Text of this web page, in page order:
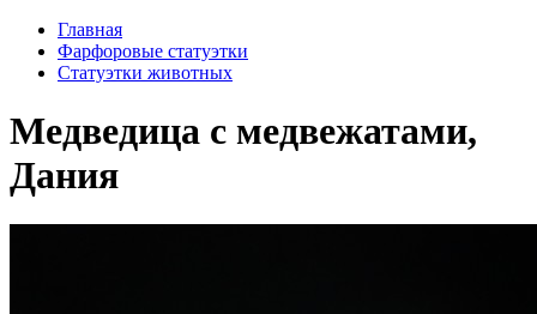
Главная
Фарфоровые статуэтки
Статуэтки животных
Медведица с медвежатами,
Дания